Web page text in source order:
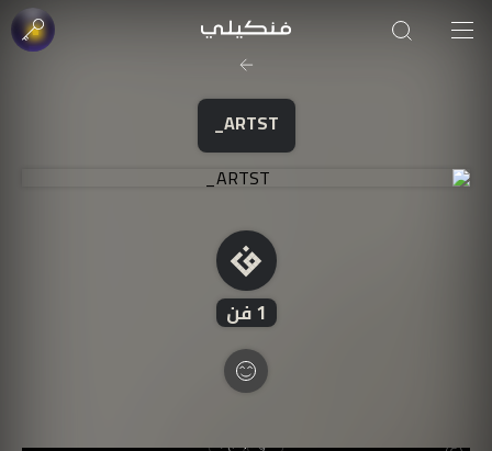
ARTST_
1فن
صورة الغلاف من فن
SOUFIANE Abid